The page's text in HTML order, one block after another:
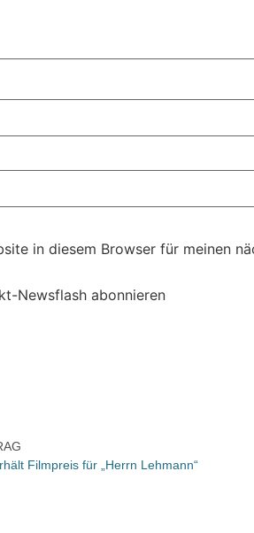
in diesem Browser für meinen
Newsflash abonnieren
Filmpreis für „Herrn Lehmann“